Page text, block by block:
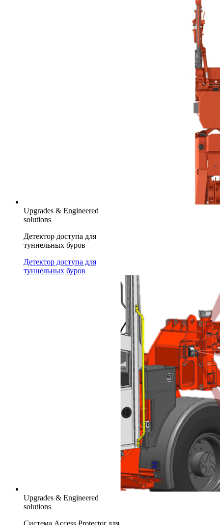
Upgrades & Engineered
solutions
Детектор доступа для
туннельных буров
Детектор доступа для
туннельных буров
Upgrades & Engineered
solutions
Система Access Protector для